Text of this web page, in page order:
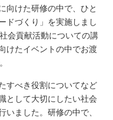
向けた研修の中で、ひと
ドづくり」を実施しまし
会貢献活動についての講
けたイベントの中でお渡
すべき役割についてなど
として大切にしたい社会
いました。研修の中で、